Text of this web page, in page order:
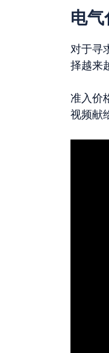
电
对于寻
择​​越来
准入价
视频献